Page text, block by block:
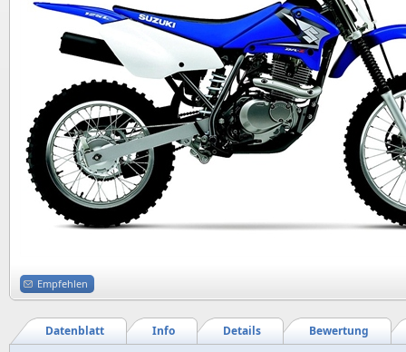
Empfehlen
Bewertung
Details
Info
Datenblatt